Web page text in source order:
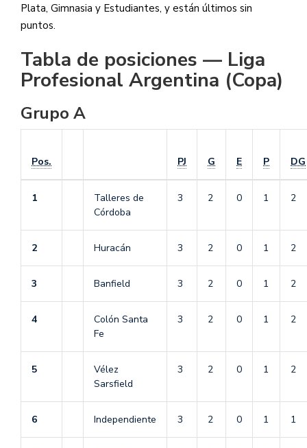
Plata, Gimnasia y Estudiantes, y están últimos sin
puntos.
Tabla de posiciones — Liga
Profesional Argentina (Copa)
Grupo A
Pos. PJ G E P DG
1
Talleres de
Córdoba
3 2 0 1 2
2 Huracán 3 2 0 1 2
3 Banfield 3 2 0 1 2
4
Colón Santa
Fe
3 2 0 1 2
5
Vélez
Sarsfield
3 2 0 1 2
6 Independiente 3 2 0 1 1